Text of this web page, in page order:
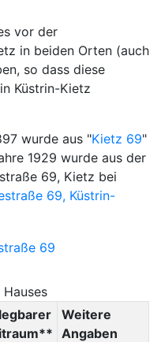
vor der
in beiden Orten (auch
so dass diese
Küstrin-Kietz
wurde aus "Kietz 69"
1929 wurde aus der
69, Kietz bei
69, Küstrin-
Weitere
Angaben